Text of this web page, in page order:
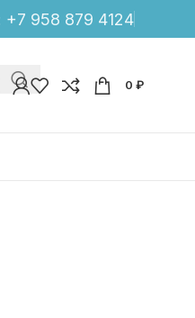
+7 958 879 4124
0 ₽